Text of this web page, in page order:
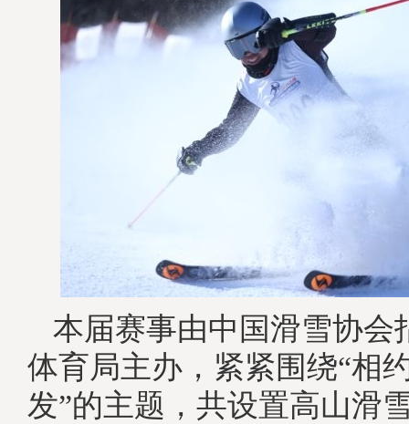
本届赛事由中国滑雪协会
体育局主办，紧紧围绕“相
发”的主题，共设置高山滑